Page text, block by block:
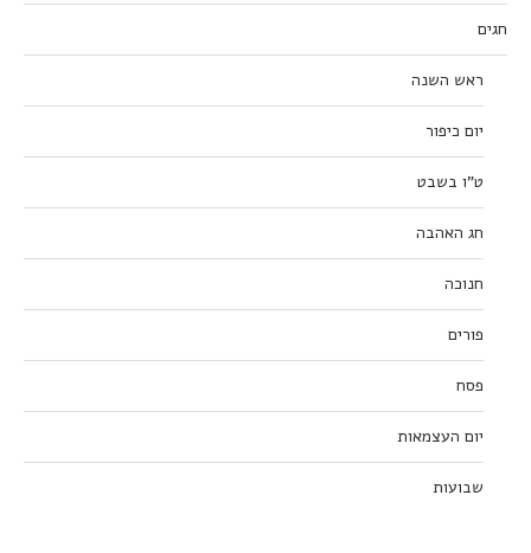
חגים
ראש השנה
יום כיפור
ט”ו בשבט
חג האהבה
חנוכה
פורים
פסח
יום העצמאות
שבועות